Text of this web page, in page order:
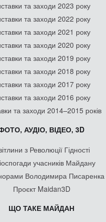
та заходи 2023 року
та заходи 2022 року
та заходи 2021 року
та заходи 2020 року
та заходи 2019 року
та заходи 2018 року
та заходи 2017 року
та заходи 2016 року
та заходи 2014–2015 років
АУДІО, ВІДЕО, 3D
з Революції Гідності
учасників Майдану
Володимира Писаренка
Проєкт Maidan3D
ЩО ТАКЕ МАЙДАН